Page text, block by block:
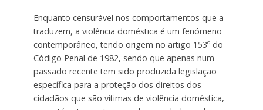
Enquanto censurável nos comportamentos que a
traduzem, a violência doméstica é um fenómeno
contemporâneo, tendo origem no artigo 153º do
Código Penal de 1982, sendo que apenas num
passado recente tem sido produzida legislação
específica para a proteção dos direitos dos
cidadãos que são vítimas de violência doméstica,